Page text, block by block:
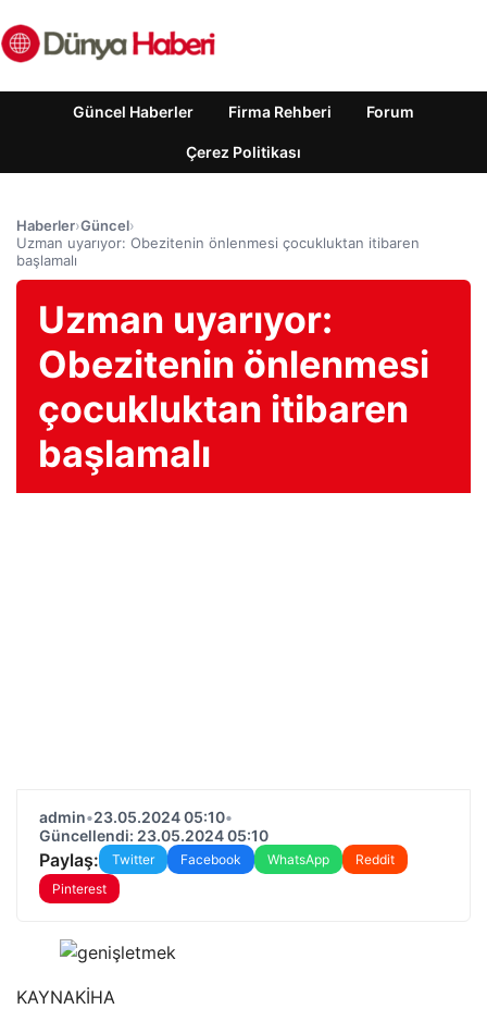
Güncel Haberler Firma Rehberi Forum
Çerez Politikası
Haberler›Güncel›
Uzman uyarıyor: Obezitenin önlenmesi çocukluktan itibaren
başlamalı
Uzman uyarıyor:
Obezitenin önlenmesi
çocukluktan itibaren
başlamalı
admin•23.05.2024 05:10•
Güncellendi: 23.05.2024 05:10
Paylaş: Twitter Facebook WhatsApp
Reddit
Pinterest
KAYNAKİHA